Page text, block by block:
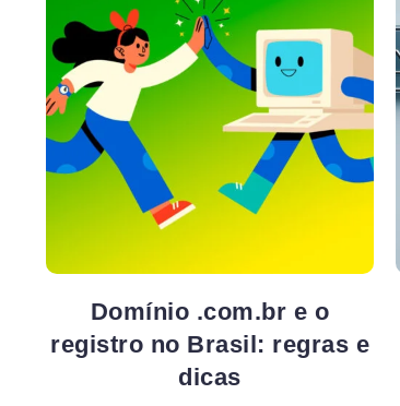
Domínio .com.br e o
registro no Brasil: regras e
dicas